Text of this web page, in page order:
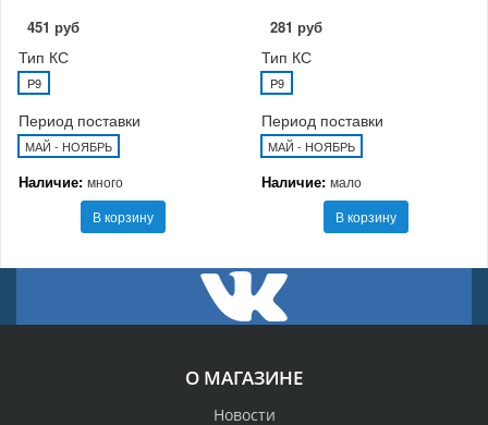
451 руб
Тип КС
P9
Период поставки
МАЙ - НОЯБРЬ
Наличие: много
В корзину
281 руб
Тип КС
P9
Период поставки
МАЙ - НОЯБРЬ
Наличие: мало
В корзину
О МАГАЗИНЕ
Новости